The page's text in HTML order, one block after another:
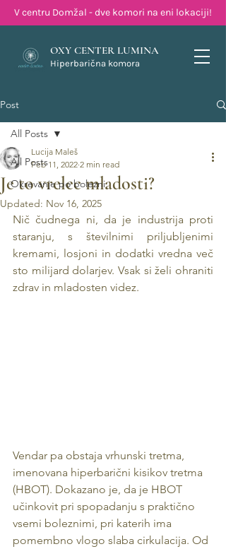
V centru Domžal - dve komori na eni lokaciji!
OXY CENTER LUMINA
Hiperbarična komora
Post
All Posts
Okrevanje po bolezni
All Posts
Je to vrelec mladosti?
Lucija Maleš
Feb 11, 2022 2 min read
Updated: Nov 16, 2025
Nič čudnega ni, da je industrija proti
staranju, s številnimi priljubljenimi
kremami, losjoni in dodatki vredna več
sto milijard dolarjev. Vsak si želi ohraniti
zdrav in mladosten videz.
Vendar pa obstaja vrhunski tretma,
imenovana hiperbarični kisikov tretma
(HBOT). Dokazano je, da je HBOT
učinkovit pri spopadanju s praktično
vsemi boleznimi, pri katerih ima
pomembno vlogo slaba cirkulacija. Od